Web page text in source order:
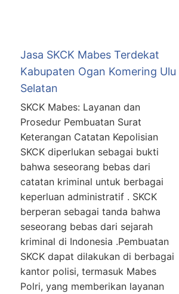
Jasa SKCK Mabes Terdekat
Kabupaten Ogan Komering Ulu
Selatan
SKCK Mabes: Layanan dan
Prosedur Pembuatan Surat
Keterangan Catatan Kepolisian
SKCK diperlukan sebagai bukti
bahwa seseorang bebas dari
catatan kriminal untuk berbagai
keperluan administratif . SKCK
berperan sebagai tanda bahwa
seseorang bebas dari sejarah
kriminal di Indonesia .Pembuatan
SKCK dapat dilakukan di berbagai
kantor polisi, termasuk Mabes
Polri, yang memberikan layanan